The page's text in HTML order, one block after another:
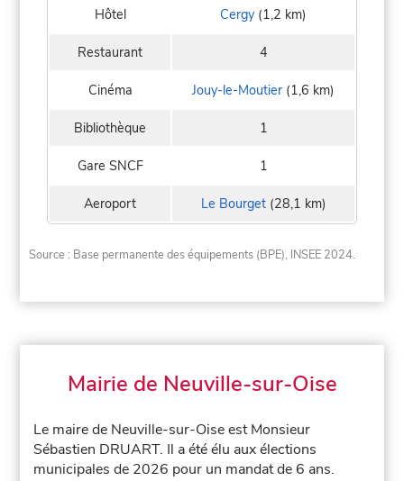
Hôtel Cergy (1,2 km)
Restaurant 4
Cinéma Jouy-le-Moutier (1,6 km)
Bibliothèque 1
Gare SNCF 1
Aeroport Le Bourget(28,1 km)
Source : Base permanente des équipements (BPE), INSEE 2024.
Mairie de Neuville-sur-Oise
Le maire de Neuville-sur-Oise est Monsieur
Sébastien DRUART. Il a été élu aux élections
municipales de 2026 pour un mandat de 6 ans.